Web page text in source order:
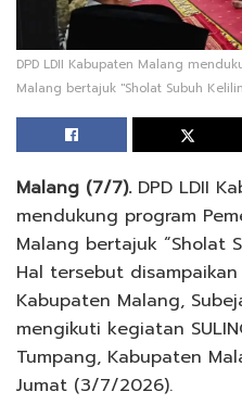
DPD LDII Kabupaten Malang
Malang bertajuk "Sholat Subuh
Malang (7/7).DPD LDII
mendukung program
Malang bertajuk “Sholat
Hal tersebut disampaikan
Kabupaten Malang,
mengikuti kegiatan
Tumpang, Kabupaten
Jumat (3/7/2026).